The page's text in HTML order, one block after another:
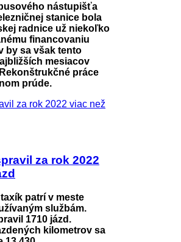
nástupišťa
stanice bola
radnice už niekoľko
financovaniu
by sa však tento
mesiacov
práce
prúde.
za rok 2022
patrí v meste
službám.
1710 jázd.
kilometrov sa